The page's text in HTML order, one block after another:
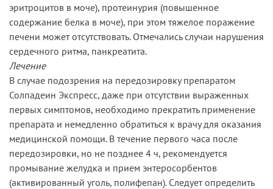
эритроцитов в моче), протеинурия (повышенное
содержание белка в моче), при этом тяжелое поражение
печени может отсутствовать. Отмечались случаи нарушения
сердечного ритма, панкреатита.
Лечение
В случае подозрения на передозировку препаратом
Солпадеин Экспресс, даже при отсутствии выраженных
первых симптомов, необходимо прекратить применение
препарата и немедленно обратиться к врачу для оказания
медицинской помощи. В течение первого часа после
передозировки, но не позднее 4 ч, рекомендуется
промывание желудка и прием энтеросорбентов
(активированный уголь, полифепан). Следует определить